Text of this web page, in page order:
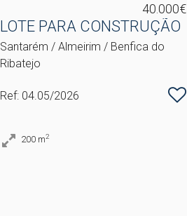
40.000€
LOTE PARA CONSTRUÇÃO
Santarém / Almeirim / Benfica do
Ribatejo
Ref: 04.05/2026
200 m2